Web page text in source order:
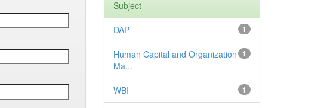
Subject
1
DAP
1
Human Capital and Organization
Ma...
1
WBI